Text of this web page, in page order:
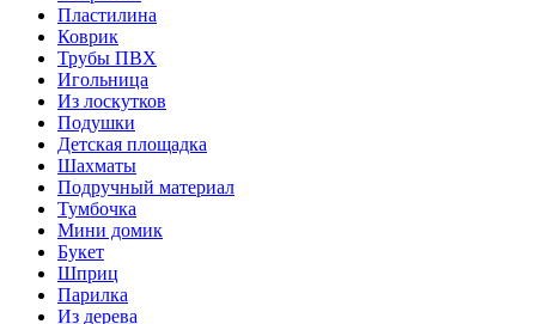
Пластилина
Коврик
Трубы ПВХ
Игольница
Из лоскутков
Подушки
Детская площадка
Шахматы
Подручный материал
Тумбочка
Мини домик
Букет
Шприц
Парилка
Из дерева